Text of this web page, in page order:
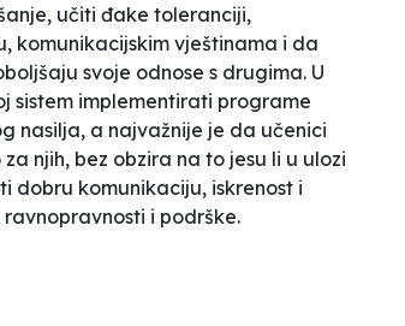
učiti đake toleranciji,
komunikacijskim vještinama i da
svoje odnose s drugima. U
sistem implementirati programe
nasilja, a najvažnije je da učenici
njih, bez obzira na to jesu li u ulozi
dobru komunikaciju, iskrenost i
i podrške.